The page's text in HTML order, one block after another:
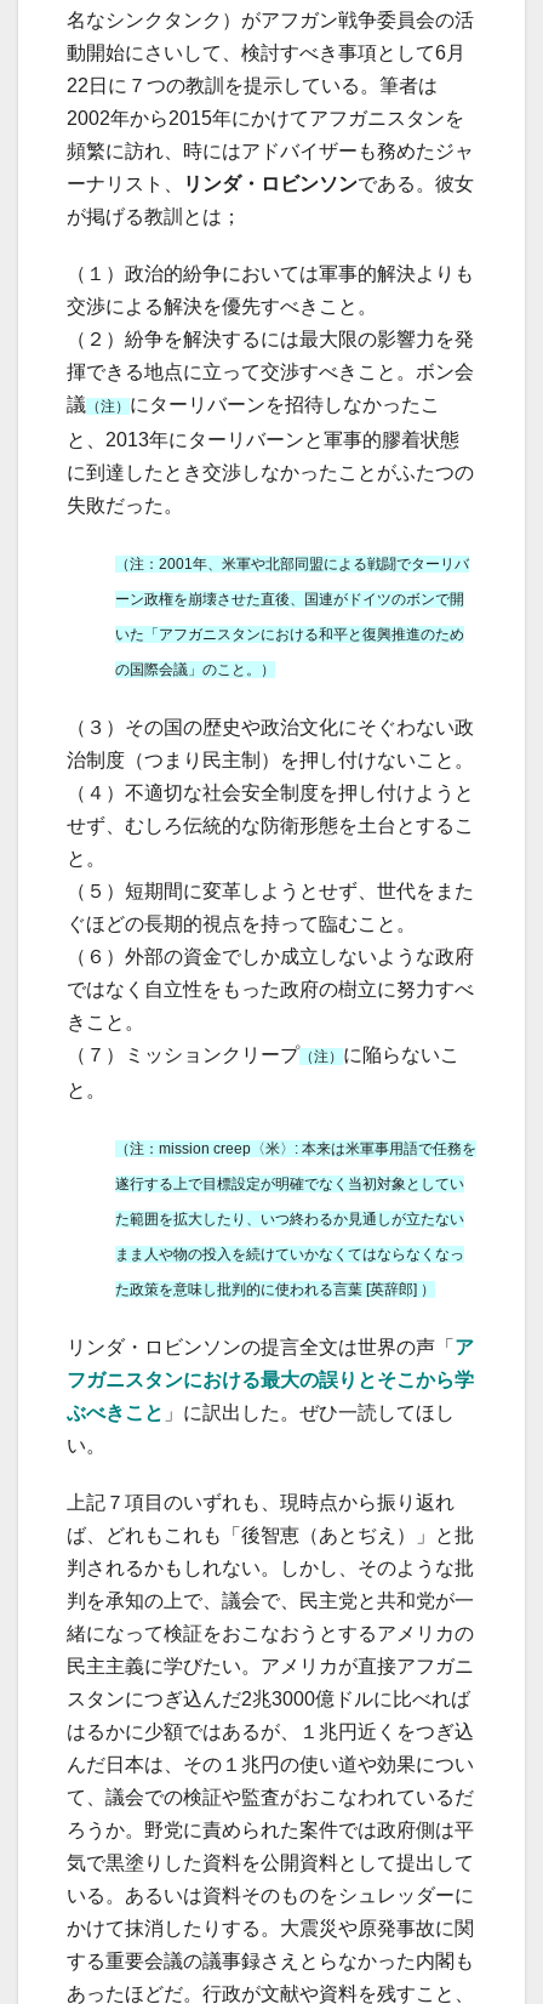
名なシンクタンク）がアフガン戦争委員会の活
動開始にさいして、検討すべき事項として6月
22日に７つの教訓を提示している。筆者は
2002年から2015年にかけてアフガニスタンを
頻繁に訪れ、時にはアドバイザーも務めたジャ
ーナリスト、
リンダ・ロビンソンである。彼女
が掲げる教訓とは；
（１）政治的紛争においては軍事的解決よりも
交渉による解決を優先すべきこと。
（２）紛争を解決するには最大限の影響力を発
揮できる地点に立って交渉すべきこと。ボン会
議 （注） にターリバーンを招待しなかったこ
と、2013年にターリバーンと軍事的膠着状態
に到達したとき交渉しなかったことがふたつの
失敗だった。
（注：2001年、米軍や北部同盟による戦闘でターリバ
ーン政権を崩壊させた直後、国連がドイツのボンで開
いた「アフガニスタンにおける和平と復興推進のため
の国際会議」のこと。）
（３）その国の歴史や政治文化にそぐわない政
治制度（つまり民主制）を押し付けないこと。
（４）不適切な社会安全制度を押し付けようと
せず、むしろ伝統的な防衛形態を土台とするこ
と。
（５）短期間に変革しようとせず、世代をまた
ぐほどの長期的視点を持って臨むこと。
（６）外部の資金でしか成立しないような政府
ではなく自立性をもった政府の樹立に努力すべ
きこと。
（７）ミッションクリープ （注） に陥らないこ
と。
（注：mission creep〈米〉: 本来は米軍事用語で任務を
遂行する上で目標設定が明確でなく当初対象としてい
た範囲を拡大したり、いつ終わるか見通しが立たない
まま人や物の投入を続けていかなくてはならなくなっ
た政策を意味し批判的に使われる言葉 [英辞郎] ）
リンダ・ロビンソンの提言全文は世界の声「 ア
フガニスタンにおける最大の誤りとそこから学
ぶべきこと 」に訳出した。ぜひ一読してほし
い。
上記７項目のいずれも、現時点から振り返れ
ば、どれもこれも「後智恵（あとぢえ）」と批
判されるかもしれない。しかし、そのような批
判を承知の上で、議会で、民主党と共和党が一
緒になって検証をおこなおうとするアメリカの
民主主義に学びたい。アメリカが直接アフガニ
スタンにつぎ込んだ2兆3000億ドルに比べれば
はるかに少額ではあるが、１兆円近くをつぎ込
んだ日本は、その１兆円の使い道や効果につい
て、議会での検証や監査がおこなわれているだ
ろうか。野党に責められた案件では政府側は平
気で黒塗りした資料を公開資料として提出して
いる。あるいは資料そのものをシュレッダーに
かけて抹消したりする。大震災や原発事故に関
する重要会議の議事録さえとらなかった内閣も
あったほどだ。行政が文献や資料を残すこと、